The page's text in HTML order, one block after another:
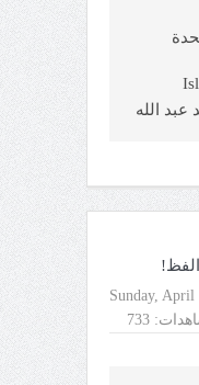
عبد الله
Sunday, April
733